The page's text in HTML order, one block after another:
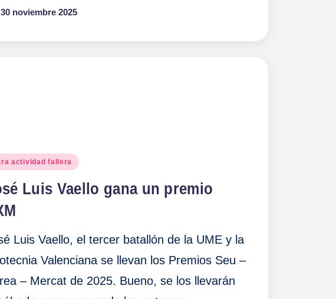
30 noviembre 2025
actividad fallera
Luis Vaello gana un premio
Luis Vaello, el tercer batallón de la UME y la
Valenciana se llevan los Premios Seu –
– Mercat de 2025. Bueno, se los llevarán